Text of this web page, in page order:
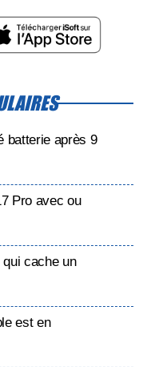
batterie après 9
Pro avec ou
qui cache un
est en